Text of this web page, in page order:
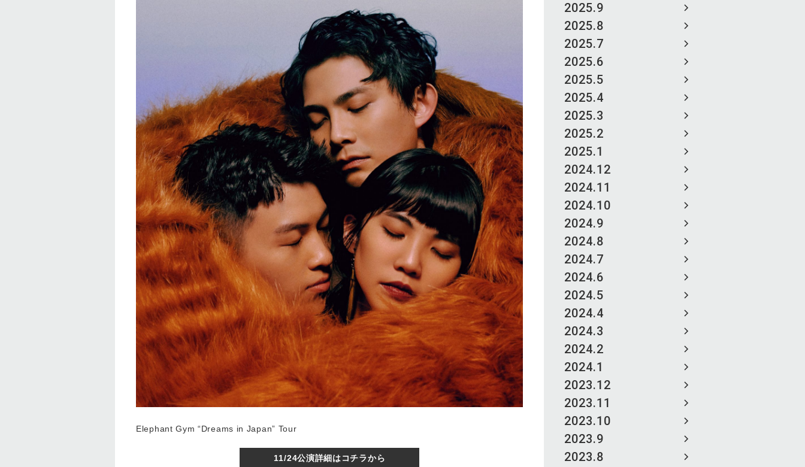
2025.9
2025.8
2025.7
2025.6
2025.5
2025.4
2025.3
2025.2
2025.1
2024.12
2024.11
2024.10
2024.9
2024.8
2024.7
2024.6
2024.5
2024.4
2024.3
2024.2
2024.1
2023.12
2023.11
2023.10
2023.9
2023.8
Elephant Gym “Dreams in Japan” Tour
11/24公演詳細はコチラから